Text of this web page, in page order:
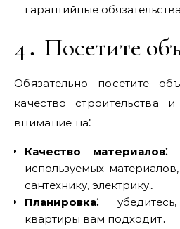
гарантийные
4․ Посетите
Обязательно посетите
качество строительства
внимание на⁚
Качество материалов⁚
используемых
сантехнику, электрику․
Планировка⁚
квартиры вам подходит․